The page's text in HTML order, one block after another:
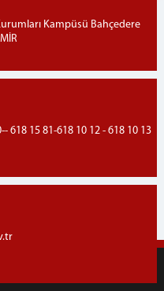
Kampüsü Bahçedere
618 15 81-618 10 12 - 618 10 13